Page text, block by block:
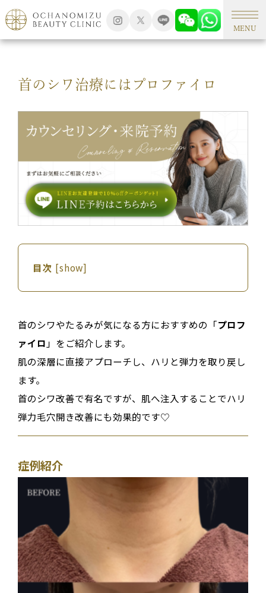
MENU
TOP 新着情報
首のシワ治療にはプロファイロ
目次 [show]
首のシワやたるみが気になる方におすすめの「プロフ
ァイロ 」をご紹介します。
肌の深層に直接アプローチし、ハリと弾力を取り戻し
ます。
首のシワ改善で有名ですが、肌へ注入することでハリ
弾力毛穴開き改善にも効果的です♡
症例紹介